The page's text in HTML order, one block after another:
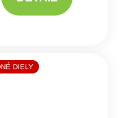
DIELY